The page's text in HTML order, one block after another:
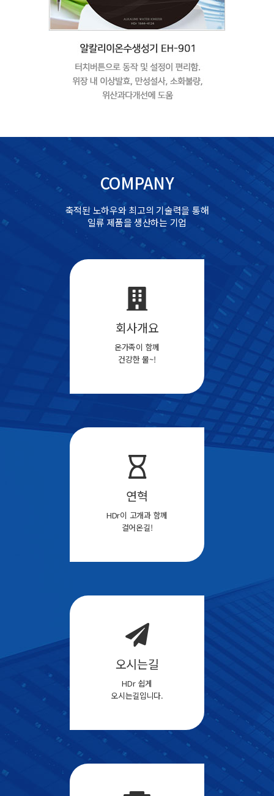
COMPANY
축적된 노하우와 최고의 기술력을 통해
일류 제품을 생산하는 기업
회사개요
온가족이 함께
건강한 물~!
연혁
HDr이 고개과 함께
걸어온길!
오시는길
HDr 쉽게
오시는길입니다.